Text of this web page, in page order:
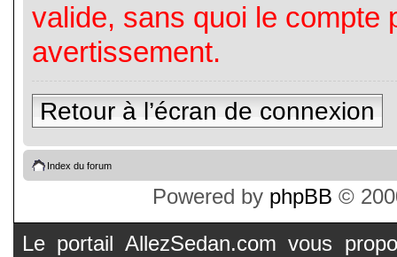
valide, sans quoi le compte
avertissement.
Retour à l’écran de connexion
Index du forum
Powered by phpBB ©
Le portail AllezSedan.com vous